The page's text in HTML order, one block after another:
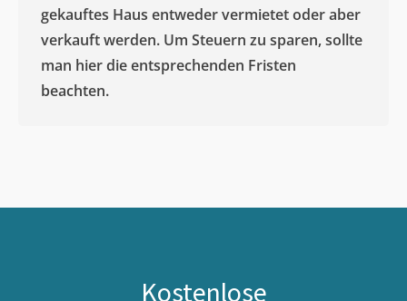
gekauftes Haus entweder vermietet oder aber
verkauft werden. Um Steuern zu sparen, sollte
man hier die entsprechenden Fristen
beachten.
Kostenlose